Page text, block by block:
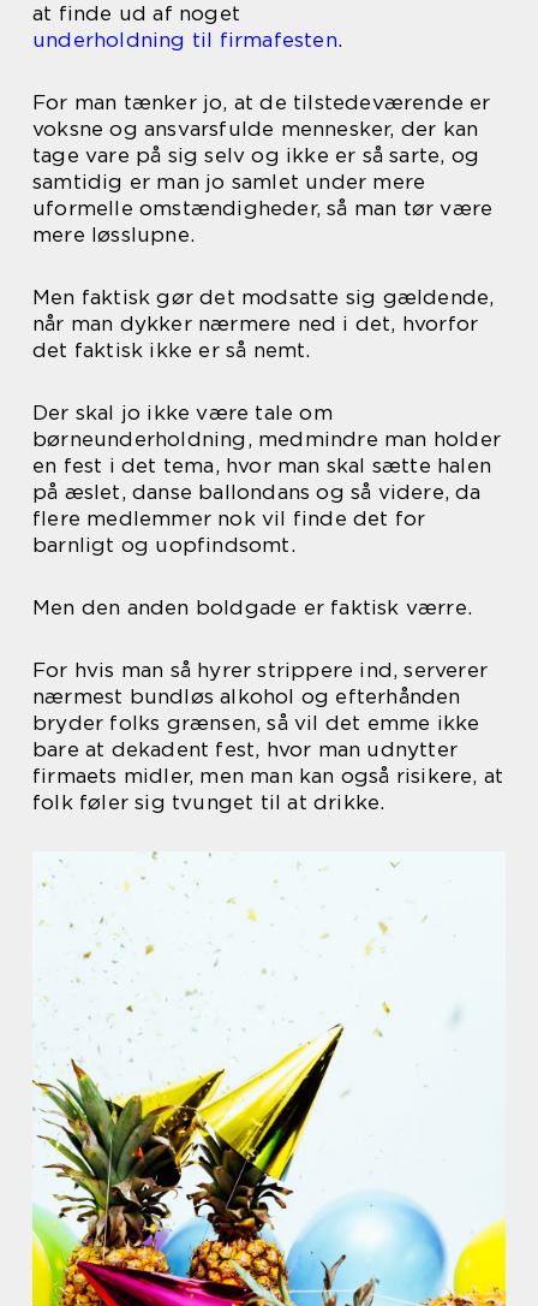
at finde ud af noget
underholdning til firmafesten.
For man tænker jo, at de tilstedeværende er
voksne og ansvarsfulde mennesker, der kan
tage vare på sig selv og ikke er så sarte, og
samtidig er man jo samlet under mere
uformelle omstændigheder, så man tør være
mere løsslupne.
Men faktisk gør det modsatte sig gældende,
når man dykker nærmere ned i det, hvorfor
det faktisk ikke er så nemt.
Der skal jo ikke være tale om
børneunderholdning, medmindre man holder
en fest i det tema, hvor man skal sætte halen
på æslet, danse ballondans og så videre, da
flere medlemmer nok vil finde det for
barnligt og uopfindsomt.
Men den anden boldgade er faktisk værre.
For hvis man så hyrer strippere ind, serverer
nærmest bundløs alkohol og efterhånden
bryder folks grænsen, så vil det emme ikke
bare at dekadent fest, hvor man udnytter
firmaets midler, men man kan også risikere, at
folk føler sig tvunget til at drikke.